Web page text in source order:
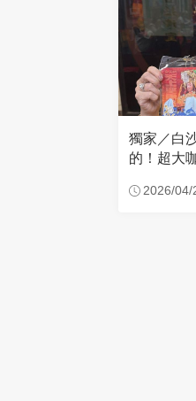
獨家／白
的！超大
2026/04/